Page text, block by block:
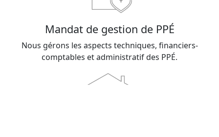
Mandat de gestion de PPÉ
Nous gérons les aspects techniques, financiers-
comptables et administratif des PPÉ.